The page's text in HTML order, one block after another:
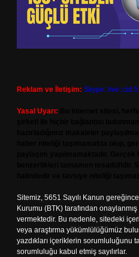
Reklam ve İletişim: Skype:
Yasal Uyarı:
Sitemiz, 5651 Sayılı Kanun
Kurumu (BTK) tarafından
vermektedir. Bu nedenle, sitedeki
veya araştırma yükümlülüğümüz
yazdıkları içeriklerin sorumluluğunu
sorumluluğu kabul etmiş sayılırlar.